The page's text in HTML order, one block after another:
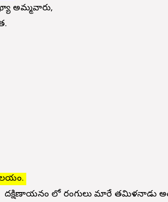
అమ్మవారు,
దక్షిణాయనం లో రంగులు మారే